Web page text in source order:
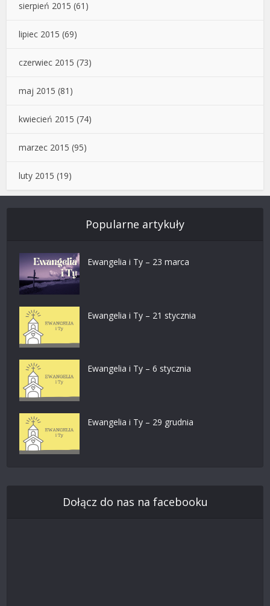
sierpień 2015 (61)
lipiec 2015 (69)
czerwiec 2015 (73)
maj 2015 (81)
kwiecień 2015 (74)
marzec 2015 (95)
luty 2015 (19)
Popularne artykuły
Ewangelia i Ty – 23 marca
Ewangelia i Ty – 21 stycznia
Ewangelia i Ty – 6 stycznia
Ewangelia i Ty – 29 grudnia
Dołącz do nas na facebooku